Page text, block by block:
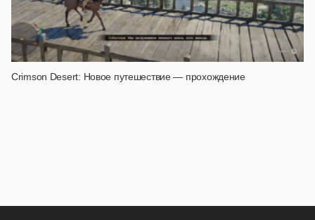
Crimson Desert: Новое путешествие — прохождение